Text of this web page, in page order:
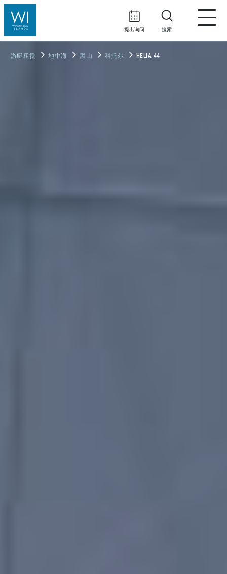
提出询问 搜索
游艇租赁 地中海 黑山 科托尔 HELIA 44